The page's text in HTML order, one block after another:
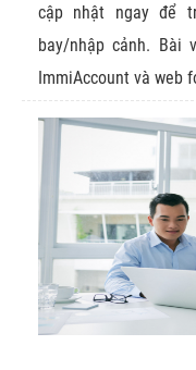
cập nhật ngay để
bay/nhập cảnh. Bài
ImmiAccount và web